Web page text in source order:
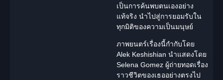
เป็นการค้นพบตนเองอย่าง
แท้จริง นำไปสู่การยอมรับใน
ทุกมิติของความเป็นมนุษย์
ภาพยนตร์เรื่องนี้กำกับโดย
Alek Keshishian นำแสดงโดย
Selena Gomez ผู้ถ่ายทอดเรื่อง
ราวชีวิตของเธออย่างตรงไป